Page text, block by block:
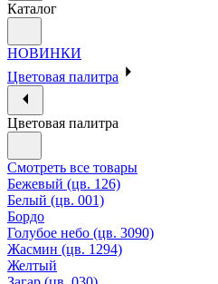
Каталог
НОВИНКИ
Цветовая палитра
Цветовая палитра
Смотреть все товары
Бежевый (цв. 126)
Белый (цв. 001)
Бордо
Голубое небо (цв. 3090)
Жасмин (цв. 1294)
Желтый